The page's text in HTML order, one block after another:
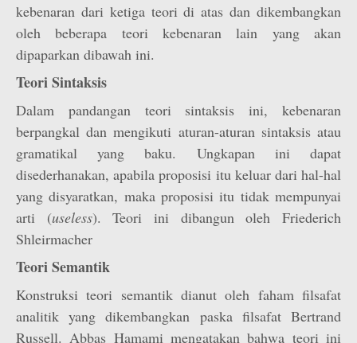
kebenaran dari ketiga teori di atas dan dikembangkan
oleh beberapa teori kebenaran lain yang akan
dipaparkan dibawah ini.
Teori Sintaksis
Dalam pandangan teori sintaksis ini, kebenaran
berpangkal dan mengikuti aturan-aturan sintaksis atau
gramatikal yang baku. Ungkapan ini dapat
disederhanakan, apabila proposisi itu keluar dari hal-hal
yang disyaratkan, maka proposisi itu tidak mempunyai
arti (useless). Teori ini dibangun oleh Friederich
Shleirmacher
Teori Semantik
Konstruksi teori semantik dianut oleh faham filsafat
analitik yang dikembangkan paska filsafat Bertrand
Russell. Abbas Hamami mengatakan bahwa teori ini